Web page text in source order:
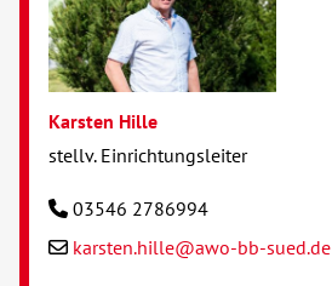
Karsten Hille
stellv. Einrichtungsleiter
03546 2786994
karsten.hille@awo-bb-sued.de